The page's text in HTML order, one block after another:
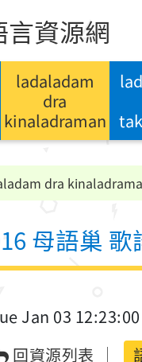
言資源網
ladaladam
dra
kinaladraman
dra
母語巢
Jan 03 12:23:00
回資源列表